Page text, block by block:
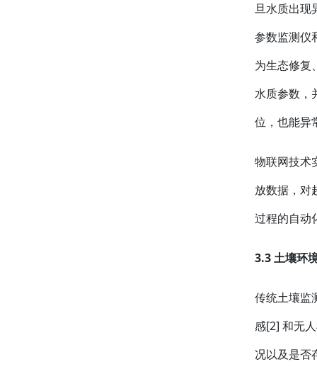
旦水质出现
参数监测仪
为生态修复
水质参数，
位，也能异
物联网技术
放数据，对
过程的自动
3.3 土壤环
传统土壤监
感[2] 和无
况以及是否